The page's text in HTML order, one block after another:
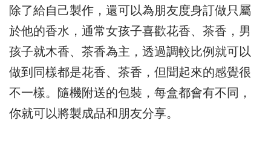
除了給自己製作， 還可以為朋友度身訂做只屬
於他的香水， 通常女孩子喜歡花香、茶香， 男
孩子就木香、茶香為主， 透過調較比例就可以
做到同樣都是花香、茶香， 但聞起來的感覺很
不一樣。 隨機附送的包裝，每盒都會有不同，
你就可以將製成品和朋友分享。